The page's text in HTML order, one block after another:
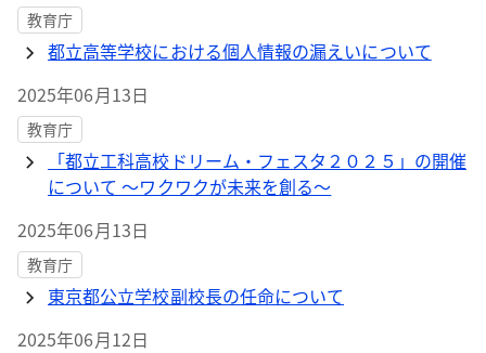
教育庁
都立高等学校における個人情報の漏えいについて
2025年06月13日
教育庁
「都立工科高校ドリーム・フェスタ２０２５」の開催
について ～ワクワクが未来を創る～
2025年06月13日
教育庁
東京都公立学校副校長の任命について
2025年06月12日